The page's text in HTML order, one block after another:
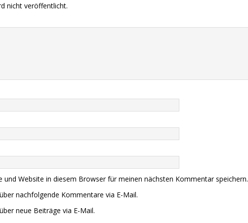
nicht veröffentlicht.
und Website in diesem Browser für meinen nächsten Kommentar speichern.
nachfolgende Kommentare via E-Mail.
neue Beiträge via E-Mail.